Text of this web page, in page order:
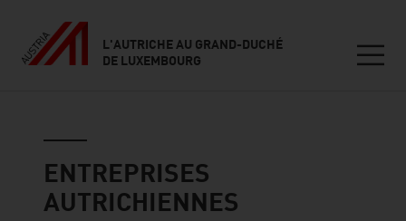
L'AUTRICHE AU GRAND-DUCHÉ
DE LUXEMBOURG
ENTREPRISES
AUTRICHIENNES